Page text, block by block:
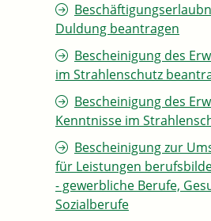
Duldung beantragen
Bescheinigung des
im Strahlenschutz
Bescheinigung des
Kenntnisse im
Bescheinigung zur
für Leistungen
- gewerbliche Berufe,
Sozialberufe